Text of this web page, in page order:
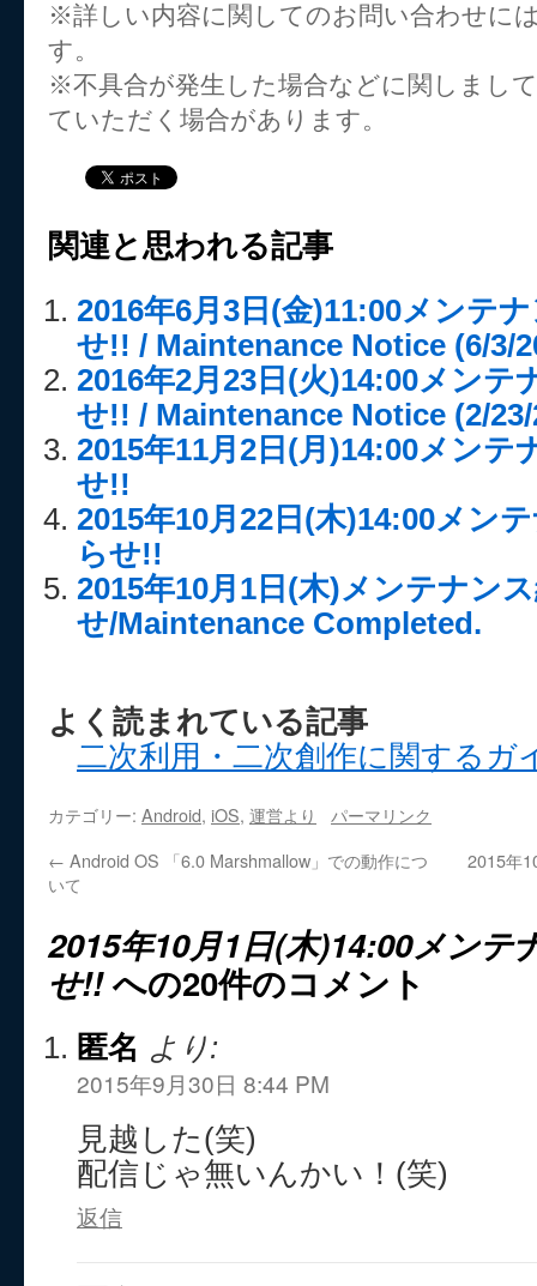
※詳しい内容に関してのお問い合わせに
す。
※不具合が発生した場合などに関しまし
ていただく場合があります。
関連と思われる記事
2016年6月3日(金)11:00メンテ
せ!! / Maintenance Notice (6/3/
2016年2月23日(火)14:00メンテ
せ!! / Maintenance Notice (2/23/
2015年11月2日(月)14:00メンテ
せ!!
2015年10月22日(木)14:00メン
らせ!!
2015年10月1日(木)メンテナン
せ/Maintenance Completed.
よく読まれている記事
二次利用・二次創作に関するガ
カテゴリー: Android, iOS, 運営より
パーマリンク
← Android OS 「6.0 Marshmallow」での動作につ
いて
2015年
2015年10月1日(木)14:00メンテ
せ!!への20件のコメント
匿名 より:
2015年9月30日 8:44 PM
見越した(笑)
配信じゃ無いんかい！(笑)
返信